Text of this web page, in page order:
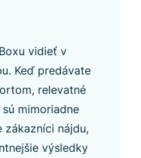
vidieť v
Keď predávate
relevatné
mimoriadne
zákazníci nájdu,
výsledky